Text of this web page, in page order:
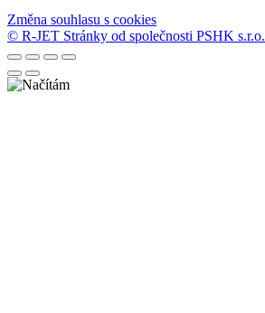
Změna souhlasu s cookies
© R-JET Stránky od společnosti PSHK s.r.o.